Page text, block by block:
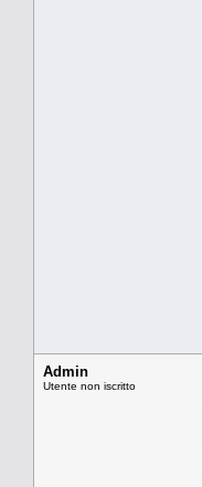
Admin
Utente non iscritto